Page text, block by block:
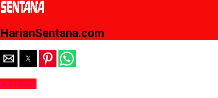
HarianSentana.com
Ekonomi